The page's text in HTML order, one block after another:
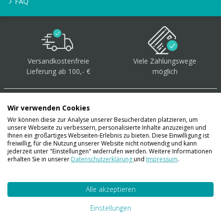
Versandkostenfreie
Lieferung ab 100,- €
Viele Zahlungswege
möglich
Über 40.000 Artikel auf
Lager
Wir verwenden Cookies
Wir können diese zur Analyse unserer Besucherdaten platzieren, um
unsere Webseite zu verbessern, personalisierte Inhalte anzuzeigen und
Ihnen ein großartiges Webseiten-Erlebnis zu bieten. Diese Einwilligung ist
freiwillig, für die Nutzung unserer Website nicht notwendig und kann
jederzeit unter "Einstellungen" widerrufen werden. Weitere Informationen
erhalten Sie in unserer Datenschutzerklärungund Impressum.
Alle akzeptieren
Einstellungen